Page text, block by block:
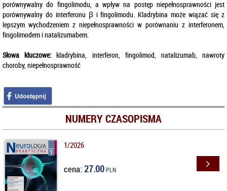
porównywalny do fingolimodu, a wpływ na postęp niepełnosprawności jest
porównywalny do interferonu β i fingolimodu. Kladrybina może wiązać się z
lepszym wychodzeniem z niepełnosprawności w porównaniu z interferonem,
fingolimodem i natalizumabem.
Słowa kluczowe:kladrybina, interferon, fingolimod, natalizumab, nawroty
choroby, niepełnosprawność
NUMERY CZASOPISMA
1/2026
cena: 27.00PLN